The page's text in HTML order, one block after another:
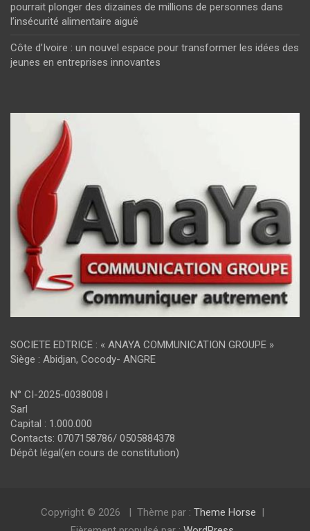
pourrait plonger des dizaines de millions de personnes dans
l’insécurité alimentaire aiguë
Côte d’Ivoire : un nouvel espace pour transformer les idées des
jeunes en entreprises innovantes
SOCIETE EDTRICE : « ANAYA COMMUNICATION GROUPE »
Siège : Abidjan, Cocody- ANGRE
N° CI-2025-0038008 l
Sarl
Capital : 1.000.000
Contacts: 0707158786/ 0505884378
Dépôt légal(en cours de constitution)
Copyright © 2026 Thème par : Theme Horse